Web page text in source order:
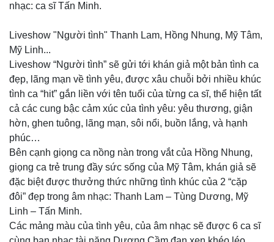
nhạc: ca sĩ Tấn Minh.
Liveshow "Người tình" Thanh Lam, Hồng Nhung, Mỹ Tâm,
Mỹ Linh...
Liveshow “Người tình” sẽ gửi tới khán giả một bản tình ca
đẹp, lãng mạn về tình yêu, được xâu chuỗi bởi nhiều khúc
tình ca “hit” gắn liền với tên tuổi của từng ca sĩ, thể hiện tất
cả các cung bậc cảm xúc của tình yêu: yêu thương, giận
hờn, ghen tuông, lãng mạn, sôi nổi, buồn lắng, và hạnh
phúc…
Bên cạnh giọng ca nồng nàn trong vắt của Hồng Nhung,
giọng ca trẻ trung đầy sức sống của Mỹ Tâm, khán giả sẽ
đặc biệt được thưởng thức những tình khúc của 2 “cặp
đôi” đẹp trong âm nhạc: Thanh Lam – Tùng Dương, Mỹ
Linh – Tấn Minh.
Các mảng màu của tình yêu, của âm nhạc sẽ được 6 ca sĩ